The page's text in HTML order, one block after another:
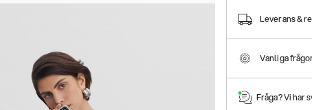
Leverans &
Vanliga
Fråga? Vi har